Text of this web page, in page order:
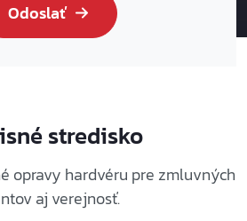
Odoslať
stredisko
opravy hardvéru pre zmluvných
aj verejnosť.